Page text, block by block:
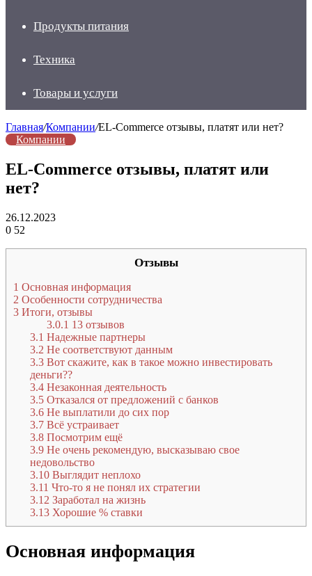
Продукты питания
Техника
Товары и услуги
Главная/Компании/EL-Commerce отзывы, платят или нет?
Компании
EL-Commerce отзывы, платят или
нет?
26.12.2023
0 52
Отзывы
1 Основная информация
2 Особенности сотрудничества
3 Итоги, отзывы
3.0.1 13 отзывов
3.1 Надежные партнеры
3.2 Не соответствуют данным
3.3 Вот скажите, как в такое можно инвестировать
деньги??
3.4 Незаконная деятельность
3.5 Отказался от предложений с банков
3.6 Не выплатили до сих пор
3.7 Всё устраивает
3.8 Посмотрим ещё
3.9 Не очень рекомендую, высказываю свое
недовольство
3.10 Выглядит неплохо
3.11 Что-то я не понял их стратегии
3.12 Заработал на жизнь
3.13 Хорошие % ставки
Основная информация